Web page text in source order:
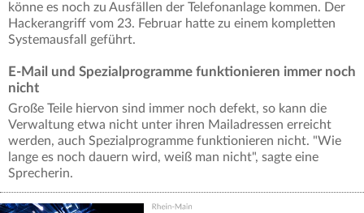
könne es noch zu Ausfällen der Telefonanlage kommen. Der
Hackerangriff vom 23. Februar hatte zu einem kompletten
Systemausfall geführt.
E-Mail und Spezialprogramme funktionieren immer noch
nicht
Große Teile hiervon sind immer noch defekt, so kann die
Verwaltung etwa nicht unter ihren Mailadressen erreicht
werden, auch Spezialprogramme funktionieren nicht. "Wie
lange es noch dauern wird, weiß man nicht", sagte eine
Sprecherin.